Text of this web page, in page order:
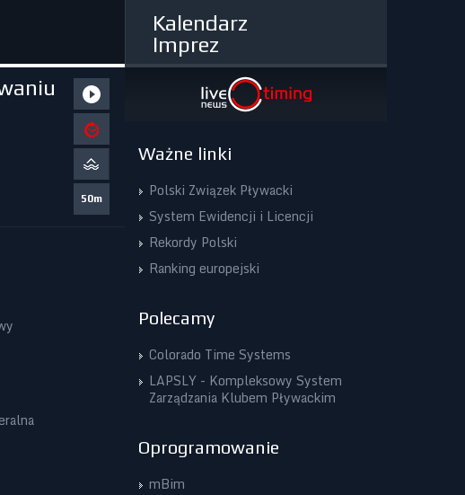
Kalendarz
Imprez
50m
Ważne linki
Polski Związek Pływacki
System Ewidencji i Licencji
Rekordy Polski
Ranking europejski
Polecamy
Colorado Time Systems
LAPSLY - Kompleksowy System
Zarządzania Klubem Pływackim
Oprogramowanie
mBim